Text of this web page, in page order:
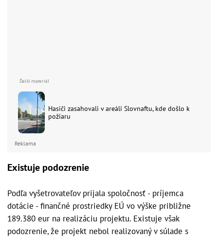
Hasiči zasahovali v areáli Slovnaftu, kde došlo k
požiaru
Reklama
Existuje podozrenie
Podľa vyšetrovateľov prijala spoločnosť - príjemca
dotácie - finančné prostriedky EÚ vo výške približne
189.380 eur na realizáciu projektu. Existuje však
podozrenie, že projekt nebol realizovaný v súlade s